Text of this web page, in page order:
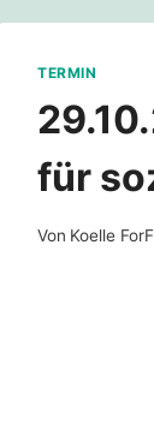
TERMIN
für
Von Koelle